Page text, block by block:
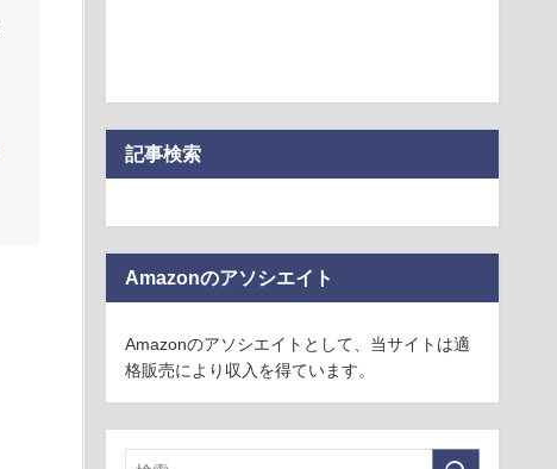
記事検索
Amazonのアソシエイト
Amazonのアソシエイトとして、当サイトは適
格販売により収入を得ています。